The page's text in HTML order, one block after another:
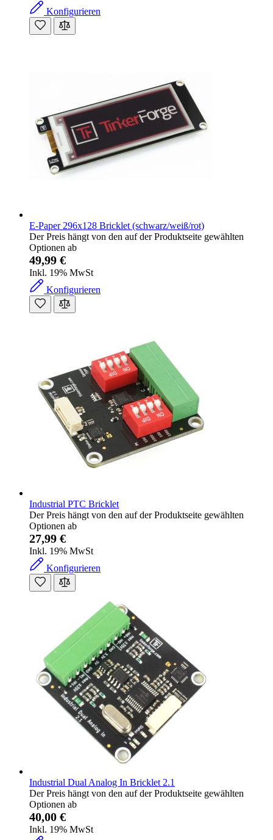
Konfigurieren
E-Paper 296x128 Bricklet (schwarz/weiß/rot)
Der Preis hängt von den auf der Produktseite gewählten
Optionen ab
49,99 €
Inkl. 19% MwSt
Konfigurieren
Industrial PTC Bricklet
Der Preis hängt von den auf der Produktseite gewählten
Optionen ab
27,99 €
Inkl. 19% MwSt
Konfigurieren
Industrial Dual Analog In Bricklet 2.1
Der Preis hängt von den auf der Produktseite gewählten
Optionen ab
40,00 €
Inkl. 19% MwSt